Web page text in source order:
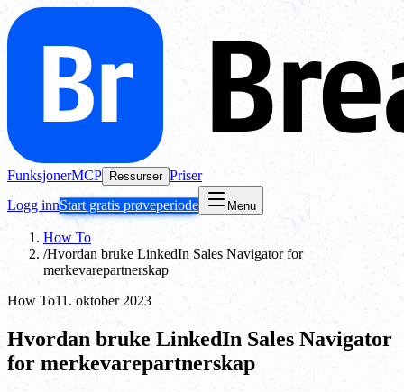
FunksjonerMCP Ressurser Priser
Logg innStart gratis prøveperiode Menu
How To
/Hvordan bruke LinkedIn Sales Navigator for
merkevarepartnerskap
How To11. oktober 2023
Hvordan bruke LinkedIn Sales Navigator
for merkevarepartnerskap